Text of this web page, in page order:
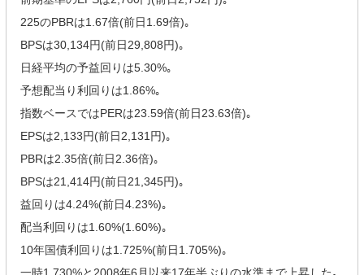
225のPBRは1.67倍(前日1.69倍)｡
BPSは30,134円(前日29,808円)｡
日経平均の予益回りは5.30%｡
予想配当り利回りは1.86%｡
指数ベースではPERは23.59倍(前日23.63倍)｡
EPSは2,133円(前日2,131円)｡
PBRは2.35倍(前日2.36倍)｡
BPSは21,414円(前日21,345円)｡
益回りは4.24%(前日4.23%)｡
配当利回りは1.60%(1.60%)｡
10年国債利回りは1.725%(前日1.705%)｡
一時1.730%と2008年6月以来17年半ぶりの水準まで上昇した｡